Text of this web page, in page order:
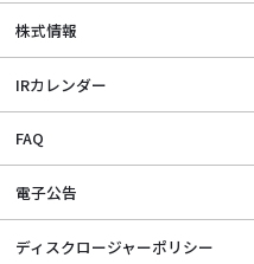
株式情報
IRカレンダー
FAQ
電子公告
ディスクロージャーポリシー